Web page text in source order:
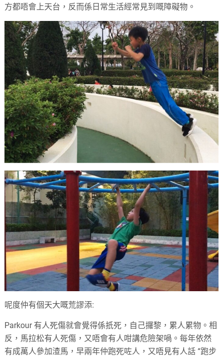
方都唔會上天台，反而係日常生活經常見到嘅障礙物。
呢度仲有個天大嘅荒謬添:
Parkour 有人死傷就會覺得係扺死，自己攞黎，累人累物。相
反，馬拉松有人死傷，又唔會有人咁講危險架喎。每年依然
有成萬人參加渣馬，早兩年仲跑死咗人，又唔見有人話 “跑步